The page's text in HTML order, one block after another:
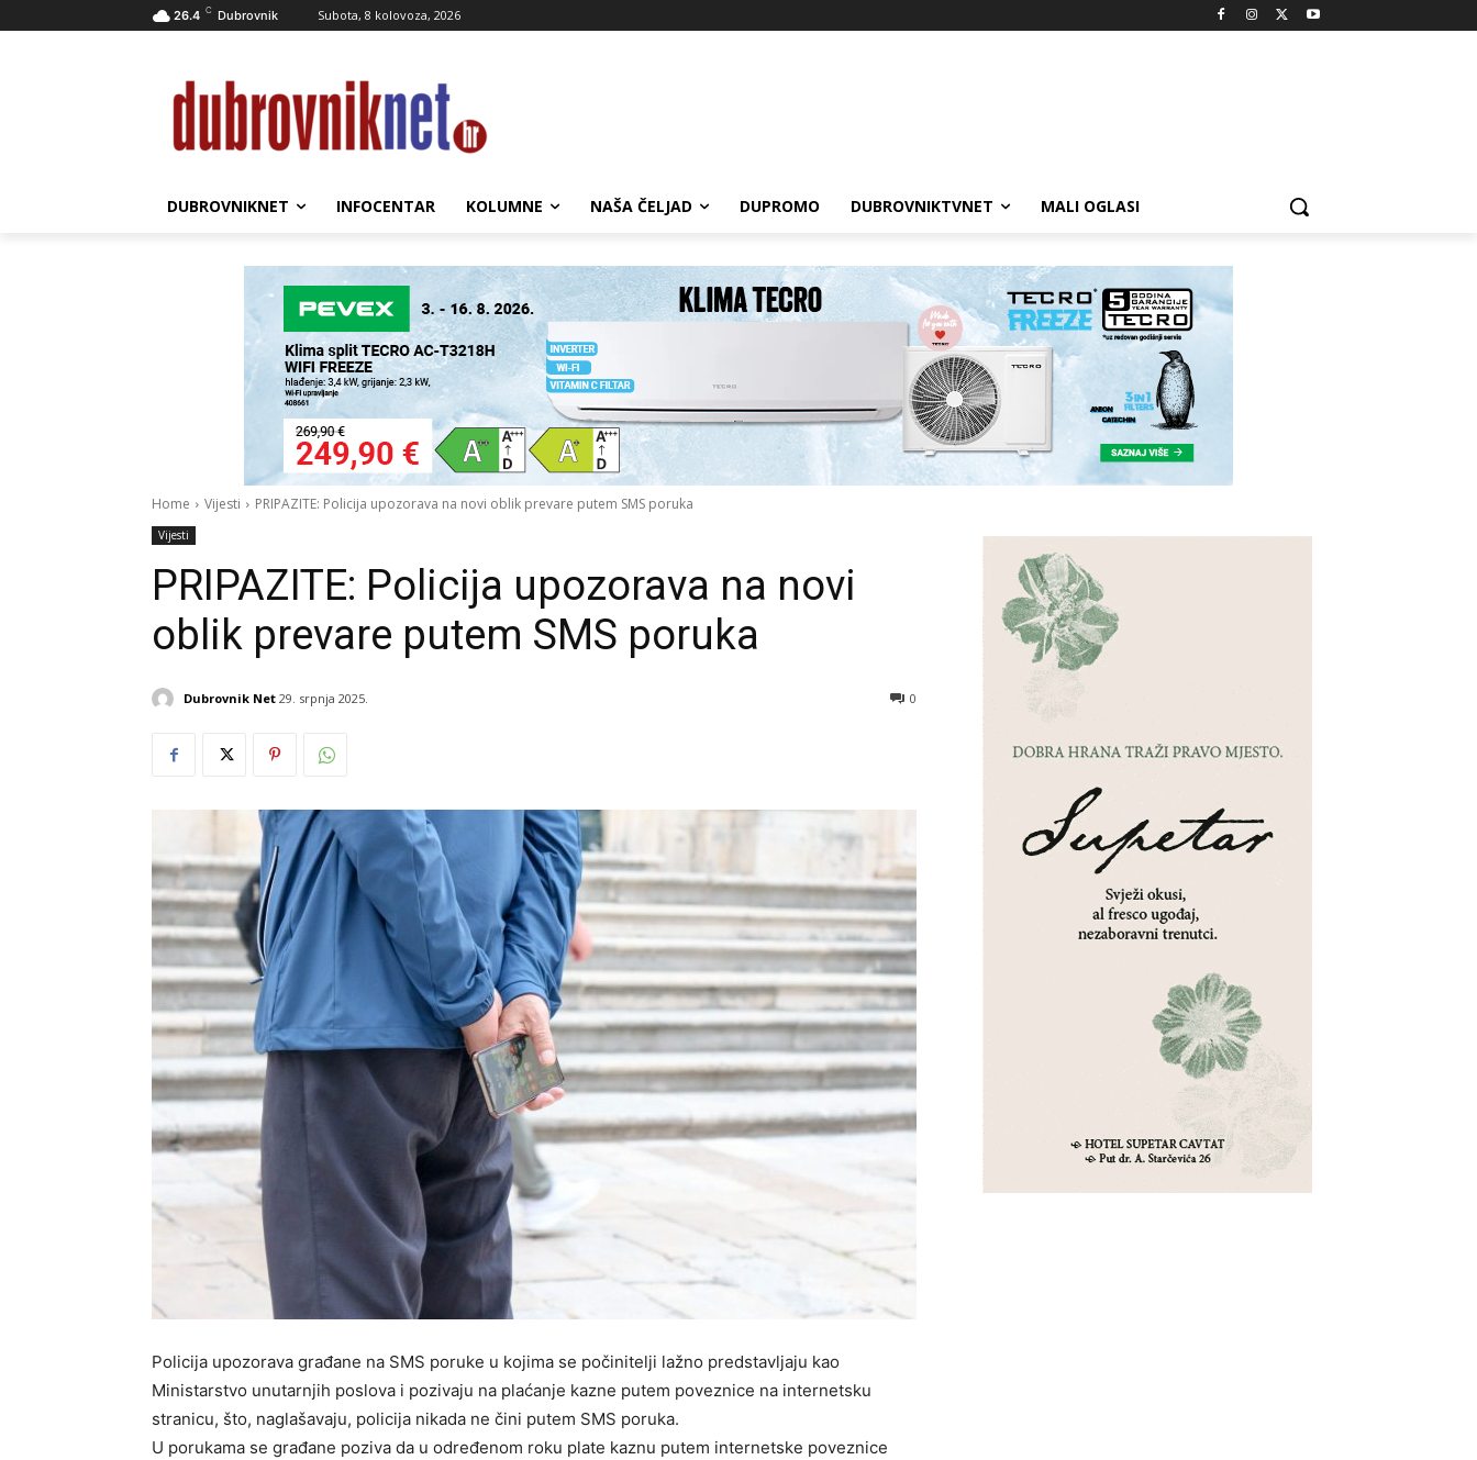
26.4 C Dubrovnik Subota, 8 kolovoza, 2026
DUBROVNIKNET INFOCENTAR KOLUMNE NAŠA ČELJAD DUPROMO DUBROVNIKTVNET MALI OGLASI
Home Vijesti PRIPAZITE: Policija upozorava na novi oblik prevare putem SMS poruka
Vijesti
PRIPAZITE: Policija upozorava na novi
oblik prevare putem SMS poruka
Dubrovnik Net 29. srpnja 2025. 0
Policija upozorava građane na SMS poruke u kojima se počinitelji lažno predstavljaju kao
Ministarstvo unutarnjih poslova i pozivaju na plaćanje kazne putem poveznice na internetsku
stranicu, što, naglašavaju, policija nikada ne čini putem SMS poruka.
U porukama se građane poziva da u određenom roku plate kaznu putem internetske poveznice